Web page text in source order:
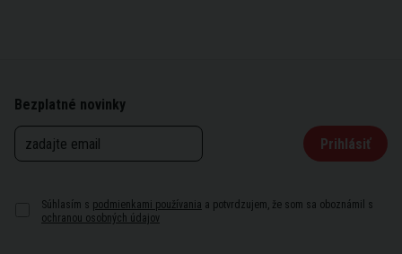
Bezplatné novinky
Prihlásiť
Súhlasím s podmienkami používania a potvrdzujem, že som sa oboznámil s
ochranou osobných údajov